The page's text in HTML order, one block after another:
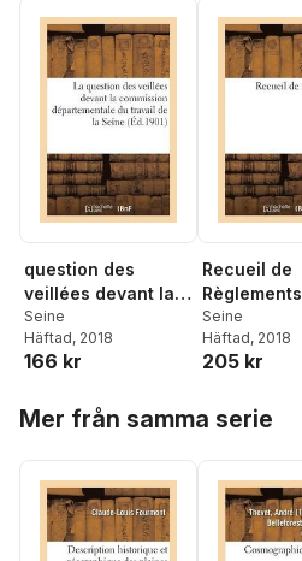
question des
veillées devant la
commission
départementale du
travail du
Seine
Häftad, 2018
166 kr
Recueil de
Règlements
Seine
Häftad, 2018
205 kr
Mer från samma serie